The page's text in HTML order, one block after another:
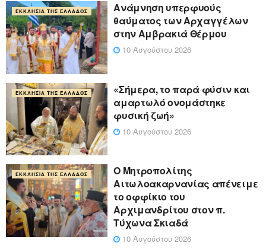
ΕΚΚΛΗΣΊΑ ΤΗΣ ΕΛΛΆΔΟΣ
Ανάμνηση υπερφυούς
θαύματος των Αρχαγγέλων
στην Αμβρακιά Θέρμου
10 Αυγούστου 2026
ΕΚΚΛΗΣΊΑ ΤΗΣ ΕΛΛΆΔΟΣ
«Σήμερα, το παρά φύσιν και
αμαρτωλό ονομάστηκε
φυσική ζωή»
10 Αυγούστου 2026
ΕΚΚΛΗΣΊΑ ΤΗΣ ΕΛΛΆΔΟΣ
Ο Μητροπολίτης
Αιτωλοακαρνανίας απένειμε
το οφφίκιο του
Αρχιμανδρίτου στον π.
Τύχωνα Σκιαδά
10 Αυγούστου 2026